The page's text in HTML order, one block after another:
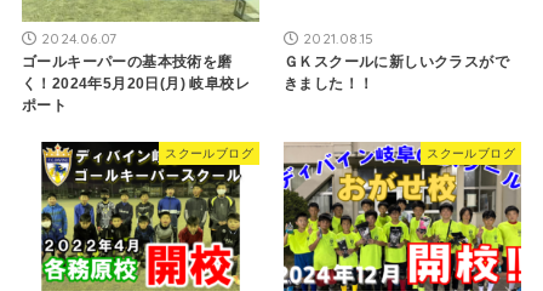
2024.06.07
ゴールキーパーの基本技術を磨
く！2024年5月20日(月) 岐阜校レ
ポート
2021.08.15
ＧＫスクールに新しいクラスがで
きました！！
スクールブログ スクールブログ